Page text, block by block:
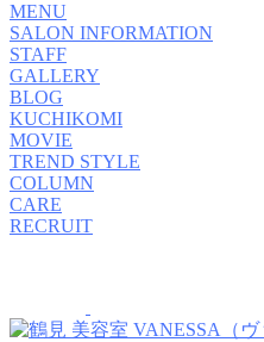
MENU
SALON INFORMATION
STAFF
GALLERY
BLOG
KUCHIKOMI
MOVIE
TREND STYLE
COLUMN
CARE
RECRUIT